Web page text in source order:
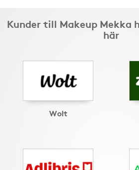
Kunder till Makeup Mekka
här
Wolt